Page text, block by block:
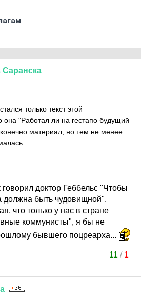
Саранска
только текст этой
она "Работал ли на гестапо будущий
материал, но тем не менее
доктор Геббельс "Чтобы
должна быть чудовищной".
что только у нас в стране
коммунисты", я бы не
бывшего поцреарха...
11 / 1